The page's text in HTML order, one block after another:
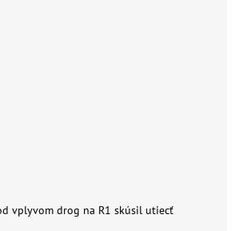
vplyvom drog na R1 skúsil utiecť